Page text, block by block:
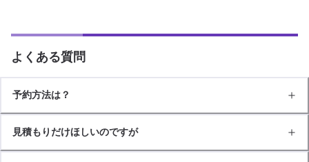
よくある質問
予約方法は？
見積もりだけほしいのですが